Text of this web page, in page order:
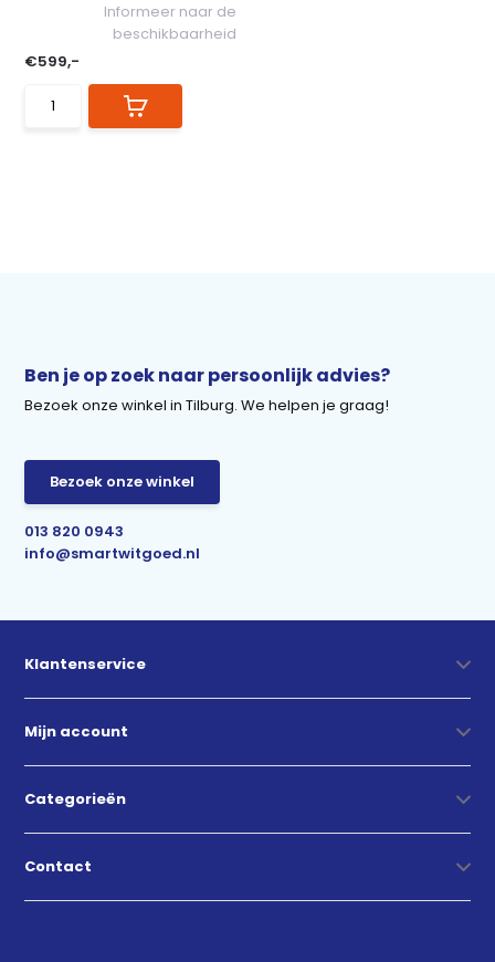
Informeer naar de
beschikbaarheid
€599,-
Ben je op zoek naar persoonlijk advies?
Bezoek onze winkel in Tilburg. We helpen je graag!
Bezoek onze winkel
013 820 0943
info@smartwitgoed.nl
Klantenservice
Mijn account
Categorieën
Contact